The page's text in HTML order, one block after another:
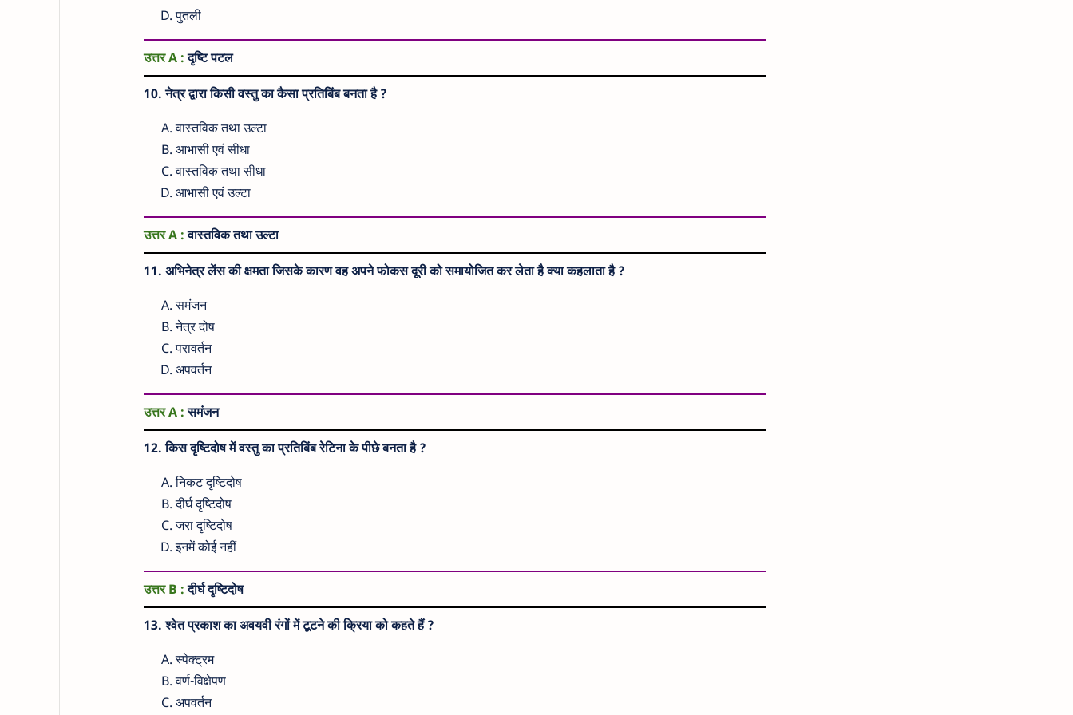
पुतली
उत्तर A :दृष्टि पटल
10. नेत्र द्वारा किसी वस्तु का कैसा प्रतिबिंब बनता है ?
वास्तविक तथा उल्टा
आभासी एवं सीधा
वास्तविक तथा सीधा
आभासी एवं उल्टा
उत्तर A : वास्तविक तथा उल्टा
11. अभिनेत्र लेंस की क्षमता जिसके कारण वह अपने फोकस दूरी को समायोजित कर लेता है क्या कहलाता है ?
समंजन
नेत्र दोष
परावर्तन
अपवर्तन
उत्तर A : समंजन
12. किस दृष्टिदोष में वस्तु का प्रतिबिंब रेटिना के पीछे बनता है ?
निकट दृष्टिदोष
दीर्घ दृष्टिदोष
जरा दृष्टिदोष
इनमें कोई नहीं
उत्तर B : दीर्घ दृष्टिदोष
13. श्वेत प्रकाश का अवयवी रंगों में टूटने की क्रिया को कहते हैं ?
स्पेक्ट्रम
वर्ण-विक्षेपण
अपवर्तन